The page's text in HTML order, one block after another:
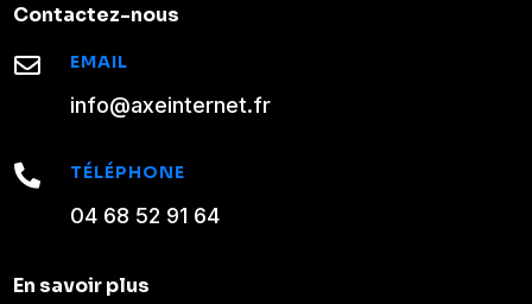
Contactez-nous
 EMAIL
info@axeinternet.fr
 TÉLÉPHONE
04 68 52 91 64
En savoir plus